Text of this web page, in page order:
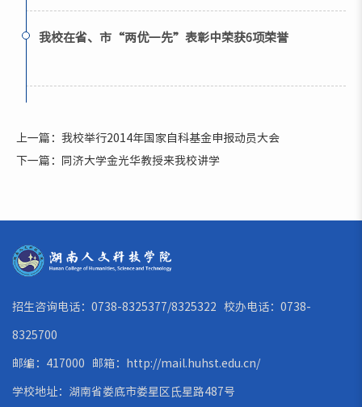
我校在省、市“两优一先”表彰中荣获6项荣誉
上一篇：我校举行2014年国家自科基金申报动员大会
下一篇：同济大学金光华教授来我校讲学
招生咨询电话：0738-8325377/8325322 校办电话：0738-
8325700
邮编：417000 邮箱： http://mail.huhst.edu.cn/
学校地址：湖南省娄底市娄星区氐星路487号